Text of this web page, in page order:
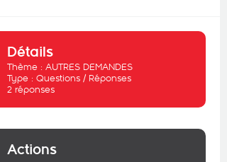
Détails
Thème : AUTRES DEMANDES
Type : Questions / Réponses
2 réponses
Actions